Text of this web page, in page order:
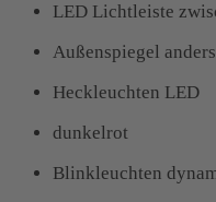
LED Lichtleiste
Außenspiegel
Heckleuchten LED
dunkelrot
Blinkleuchten